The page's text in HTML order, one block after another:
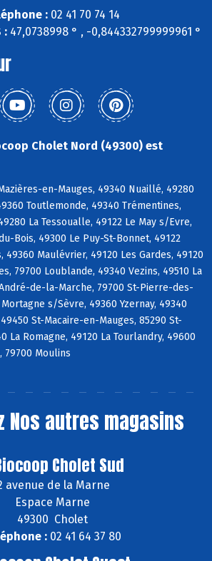
: 02 41 70 74 14
: 47,0738998 ° , -0,844332799999961 °
Cholet Nord (49300) est
en-Mauges, 49340 Nuaillé, 49280
Toutlemonde, 49340 Trémentines,
La Tessoualle, 49122 Le May s/Evre,
Bois, 49300 Le Puy-St-Bonnet, 49122
Maulévrier, 49120 Les Gardes, 49120
79700 Loublande, 49340 Vezins, 49510 La
de-la-Marche, 79700 St-Pierre-des-
s/Sèvre, 49360 Yzernay, 49340
St-Macaire-en-Mauges, 85290 St-
La Romagne, 49120 La Tourlandry, 49600
79700 Moulins
Nos autres magasins
Cholet Sud
avenue de la Marne
Espace Marne
49300 Cholet
:02 41 64 37 80